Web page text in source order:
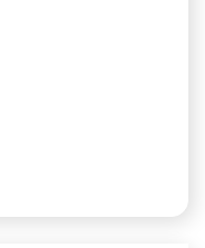
un nouvel onglet)
fenêtre)fenêtre)